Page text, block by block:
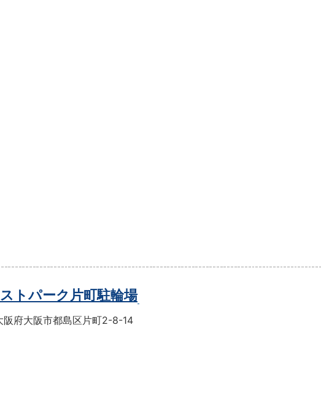
トパーク片町駐輪場
阪府大阪市都島区片町2-8-14